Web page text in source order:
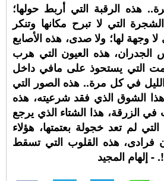
هذه الرقبة التي أربط حولها؛
التي لا تبرح مكانها وتنكر
لا وجهة لها؛ ولا صدى، هذه الأصابع
الجدران، هذه العيون التي هرب
التي يستحوذ على مافي داخل
في كل مرة.. هذه الصور التي
الشوق الذي فقد شرعيته، هذه
الزرقة، هذا الشتاء الذي يرجع
لم تعد خجولة بعتمتها، هؤلاء
فرادى، هذه القلوب التي تسقط
- إلهام المجيد